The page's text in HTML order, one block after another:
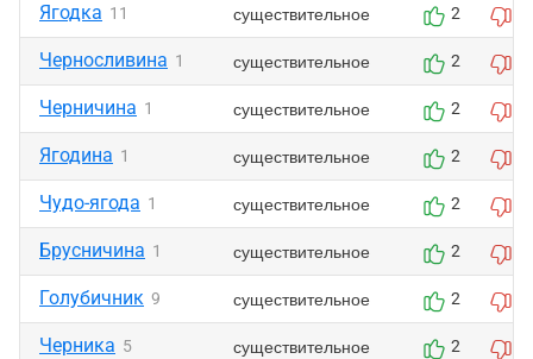
Ягодка 11 существительное 2
Черносливина 1 существительное 2
Черничина 1 существительное 2
Ягодина 1 существительное 2
Чудо-ягода 1 существительное 2
Брусничина 1 существительное 2
Голубичник 9 существительное 2
Черника 5 существительное 2